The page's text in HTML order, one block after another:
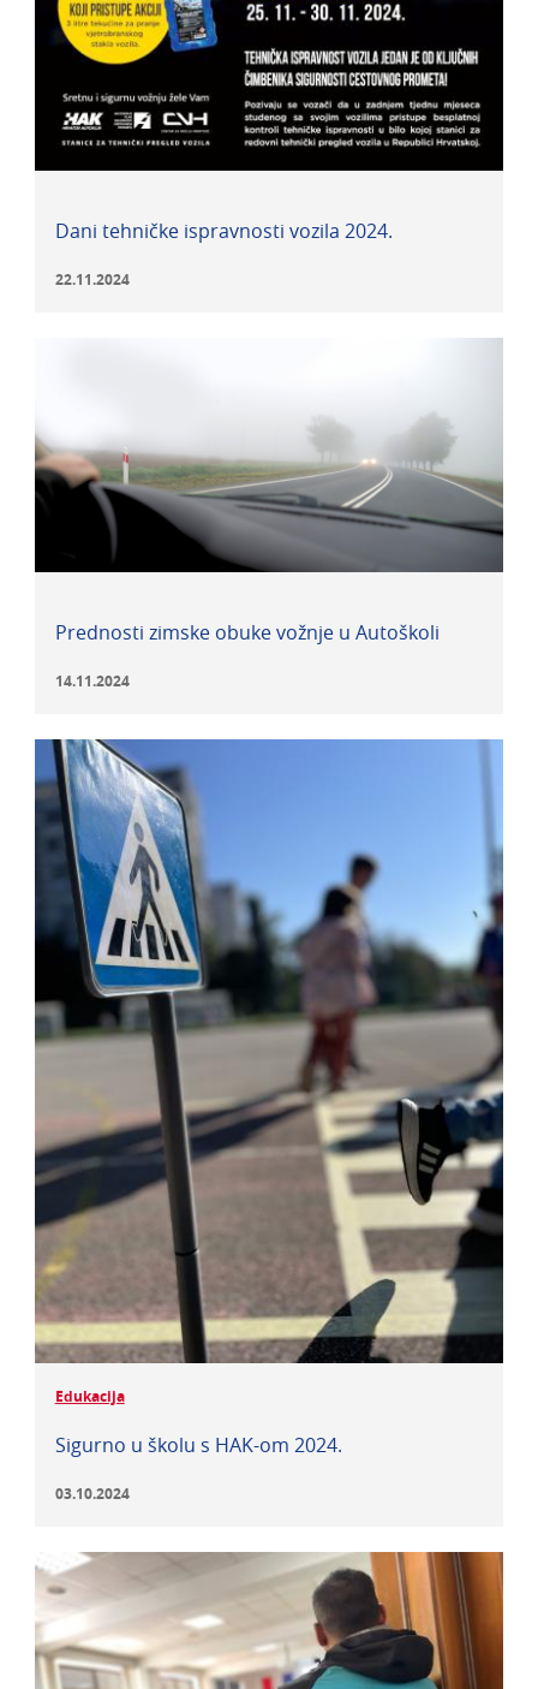
Dani tehničke ispravnosti vozila 2024.
22.11.2024
Prednosti zimske obuke vožnje u Autoškoli
14.11.2024
Edukacija
Sigurno u školu s HAK-om 2024.
03.10.2024